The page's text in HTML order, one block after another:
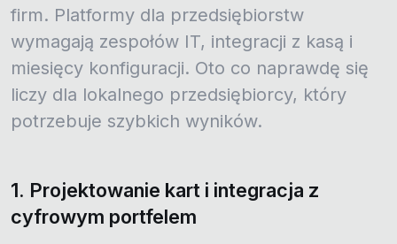
firm. Platformy dla przedsiębiorstw
wymagają zespołów IT, integracji z kasą i
miesięcy konfiguracji. Oto co naprawdę się
liczy dla lokalnego przedsiębiorcy, który
potrzebuje szybkich wyników.
1. Projektowanie kart i integracja z
cyfrowym portfelem